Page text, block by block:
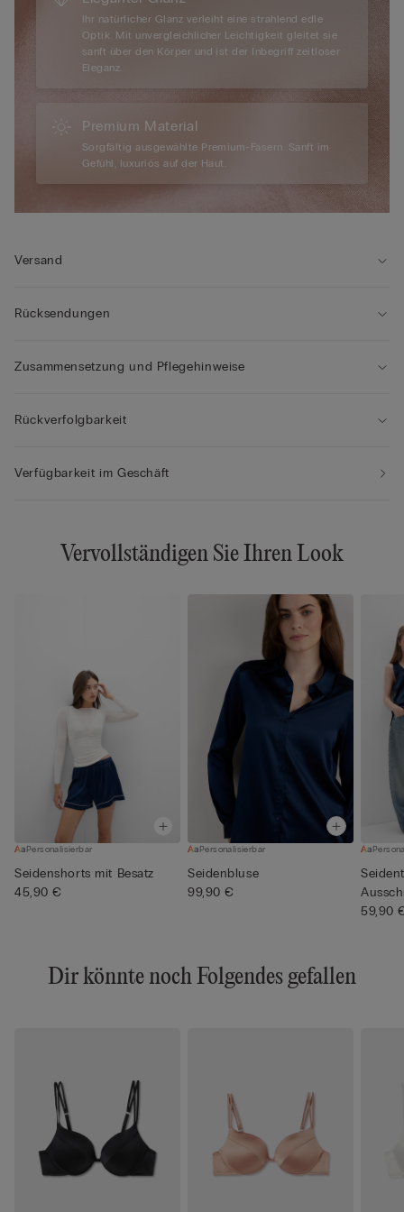
Ihr natürlicher Glanz verleiht eine strahlend edle
Optik. Mit unvergleichlicher Leichtigkeit gleitet sie
sanft über den Körper und ist der Inbegriff zeitloser
Eleganz.
Premium Material
Sorgfältig ausgewählte Premium-Fasern. Sanft im
Gefühl, luxuriös auf der Haut.
Versand
Rücksendungen
Zusammensetzung und Pflegehinweise
Rückverfolgbarkeit
Verfügbarkeit im Geschäft
Vervollständigen Sie Ihren Look
Personalisierbar
Seidenshorts mit Besatz
45,90 €
Personalisierbar
Seidenbluse
99,90 €
59,90
Dir könnte noch Folgendes gefallen